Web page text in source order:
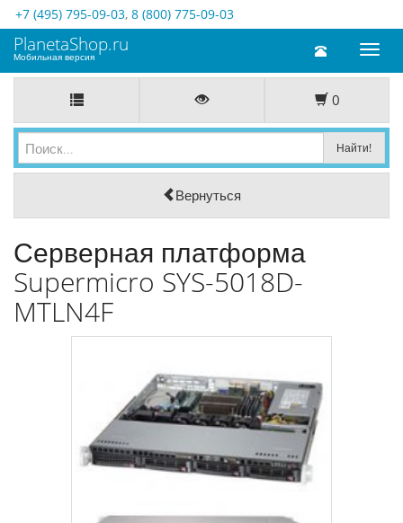
+7 (495) 795-09-03, 8 (800) 775-09-03
Toggle
PlanetaShop.ru
Мобильная версия
0
Вернуться
Серверная платформа
Supermicro SYS-5018D-
MTLN4F